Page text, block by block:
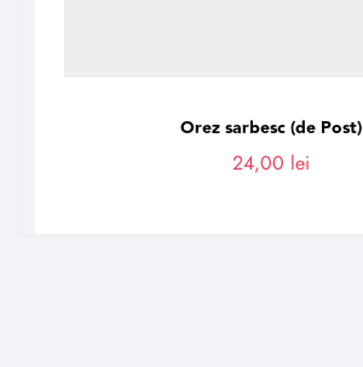
Orez sarbesc (de Post)
24,00 lei